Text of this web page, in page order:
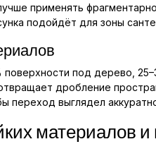
применять
подойдёт для зоны
под дерево,
дробление
переход выглядел
материалов